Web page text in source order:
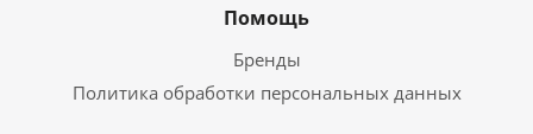
Помощь
Бренды
Политика обработки персональных данных